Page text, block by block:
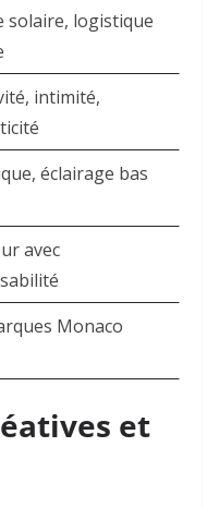
solaire, logistique
intimité,
éclairage bas
avec
Monaco
et